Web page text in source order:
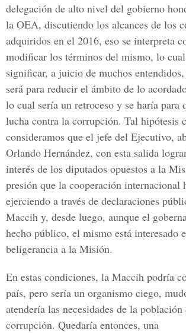
delegación de alto nivel del gobierno
la OEA, discutiendo los alcances de los
adquiridos en el 2016, eso se interpreta
modificar los términos del mismo, lo
significar, a juicio de muchos
será para reducir el ámbito de lo
lo cual sería un retroceso y se haría
lucha contra la corrupción. Tal hipótesis
consideramos que el jefe del Ejecutivo,
Orlando Hernández, con esta salida
interés de los diputados opuestos a la
presión que la cooperación internacional
ejerciendo a través de declaraciones
Maccih y, desde luego, aunque el
hecho público, el mismo está interesado
beligerancia a la Misión.
En estas condiciones, la Maccih podría
país, pero sería un organismo ciego,
atendería las necesidades de la
corrupción. Quedaría entonces, una